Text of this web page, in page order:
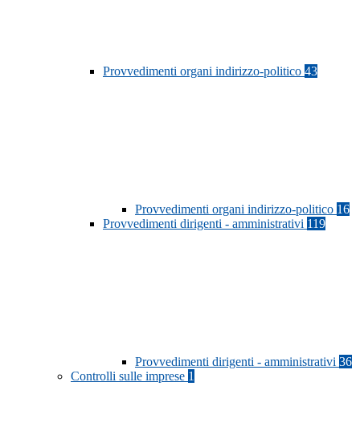
Provvedimenti organi indirizzo-politico 43
Provvedimenti organi indirizzo-politico 16
Provvedimenti dirigenti - amministrativi 119
Provvedimenti dirigenti - amministrativi 36
Controlli sulle imprese 1